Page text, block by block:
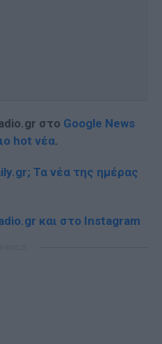
στο Google News
hot νέα.
Τα νέα της ημέρας
και στο Instagram